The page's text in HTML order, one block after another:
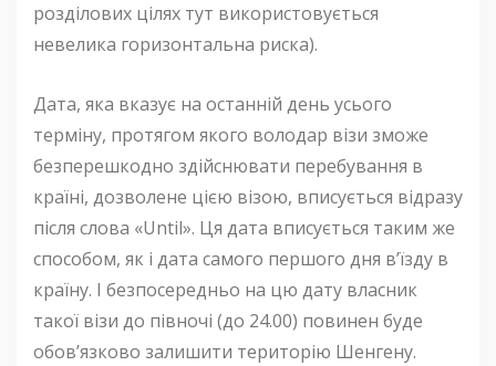
розділових цілях тут використовується
невелика горизонтальна риска).
Дата, яка вказує на останній день усього
терміну, протягом якого володар візи зможе
безперешкодно здійснювати перебування в
країні, дозволене цією візою, вписується відразу
після слова «Until». Ця дата вписується таким же
способом, як і дата самого першого дня в’їзду в
країну. І безпосередньо на цю дату власник
такої візи до півночі (до 24.00) повинен буде
обов’язково залишити територію Шенгену.